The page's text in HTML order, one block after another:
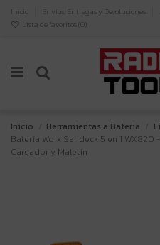
Inicio Envíos, Entregas y Devoluciones
Lista de favoritos ( 0)
Inicio Herramientas a Bateria
Batería Worx Sandeck 5 en 1
Cargador y Maletín